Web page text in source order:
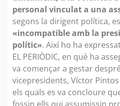
personal vinculat a una
segons la dirigent política,
«incompatible amb la
polític». Així ho ha
EL PERIÒDIC, en què ha
va començar a gestar
vicepresidents, Víctor
els quals es va concloure